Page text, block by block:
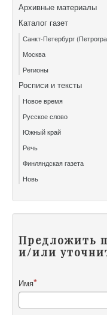
Архивные материалы
Каталог газет
Санкт-Петербург
Москва
Регионы
Росписи и тексты
Новое время
Русское слово
Южный край
Речь
Финляндская газета
Новь
Предложить
и/или
Имя